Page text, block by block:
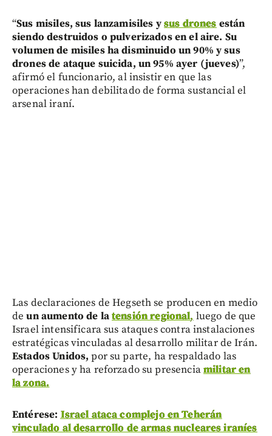
“Sus misiles, sus lanzamisiles ysus drones están
siendo destruidos o pulverizados en el aire. Su
volumen de misiles ha disminuido un 90% y sus
drones de ataque suicida, un 95% ayer (jueves)”,
afirmó el funcionario, al insistir en que las
operaciones han debilitado de forma sustancial el
arsenal iraní.
Las declaraciones de Hegseth se producen en medio
deun aumento de latensión regional, luego de que
Israel intensificara sus ataques contra instalaciones
estratégicas vinculadas al desarrollo militar de Irán.
Estados Unidos, por su parte, ha respaldado las
operaciones y ha reforzado su presenciamilitar en
la zona.
Entérese: Israel ataca complejo en Teherán
vinculado al desarrollo de armas nucleares iraníes